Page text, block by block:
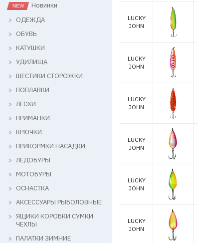
Новинки
ОДЕЖДА
ОБУВЬ
КАТУШКИ
УДИЛИЩА
ШЕСТИКИ СТОРОЖКИ
ПОПЛАВКИ
ЛЕСКИ
ПРИМАНКИ
КРЮЧКИ
ПРИКОРМКИ НАСАДКИ
ЛЕДОБУРЫ
МОТОБУРЫ
ОСНАСТКА
АКСЕССУАРЫ РЫБОЛОВНЫЕ
ЯЩИКИ КОРОБКИ СУМКИ
ЧЕХЛЫ
ПАЛАТКИ ЗИМНИЕ
LUCKY
JOHN
LUCKY
JOHN
LUCKY
JOHN
LUCKY
JOHN
LUCKY
JOHN
LUCKY
JOHN